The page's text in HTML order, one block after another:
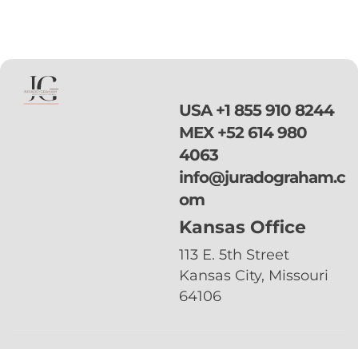
USA +1 855 910 8244
MEX +52 614 980
4063
info@juradograham.c
om
Kansas Office
113 E. 5th Street
Kansas City, Missouri
64106